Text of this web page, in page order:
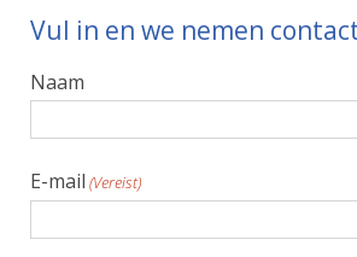
Vul in en we nemen
Naam
E-mail (Vereist)